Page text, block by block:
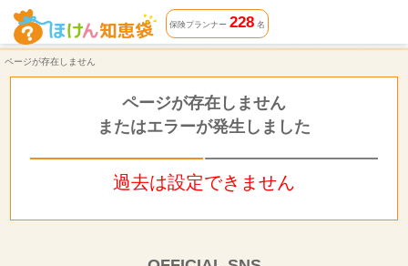
ページが存在しません | ほけん知恵袋
保険プランナー 228名
ページが存在しません
ページが存在しません
またはエラーが発生しました
過去は設定できません